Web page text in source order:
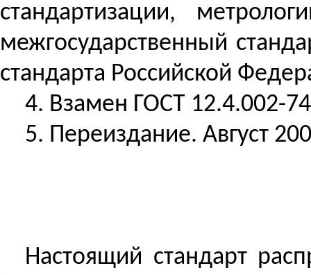
стандартизации,
межгосударственный
стандарта Российской
4. Взамен ГОСТ 12.4.002-
5. Переиздание. Август
Настоящий стандарт